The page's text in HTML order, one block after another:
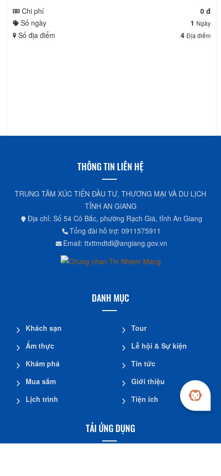
THÔNG TIN LIÊN HỆ
TRUNG TÂM XÚC TIẾN ĐẦU TƯ, THƯƠNG MẠI VÀ DU LỊCH
TỈNH AN GIANG
Email: ttxttmdtdl@angiang.gov.vn
DANH MỤC
Khách sạn
Ẩm thực
Tour
Lễ hội & Sự kiện